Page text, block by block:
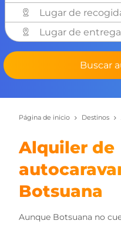
Lugar de
Lugar de entrega
Buscar
Página de inicio Destinos
Alquiler de
Botsuana
Aunque Botsuana no